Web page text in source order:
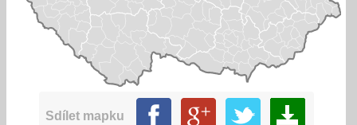
Sdílet mapku